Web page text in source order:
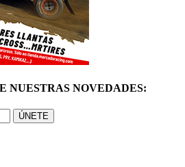
NUESTRAS NOVEDADES:
ÚNETE